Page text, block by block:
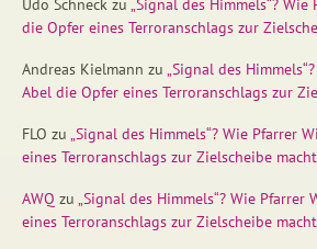
die Opfer eines Terroranschlags zur
Andreas Kielmann zu „Signal des
Abel die Opfer eines Terroranschlags zur
FLO zu „Signal des Himmels“? Wie Pfarrer
eines Terroranschlags zur Zielscheibe macht
AWQ zu „Signal des Himmels“? Wie
eines Terroranschlags zur Zielscheibe macht